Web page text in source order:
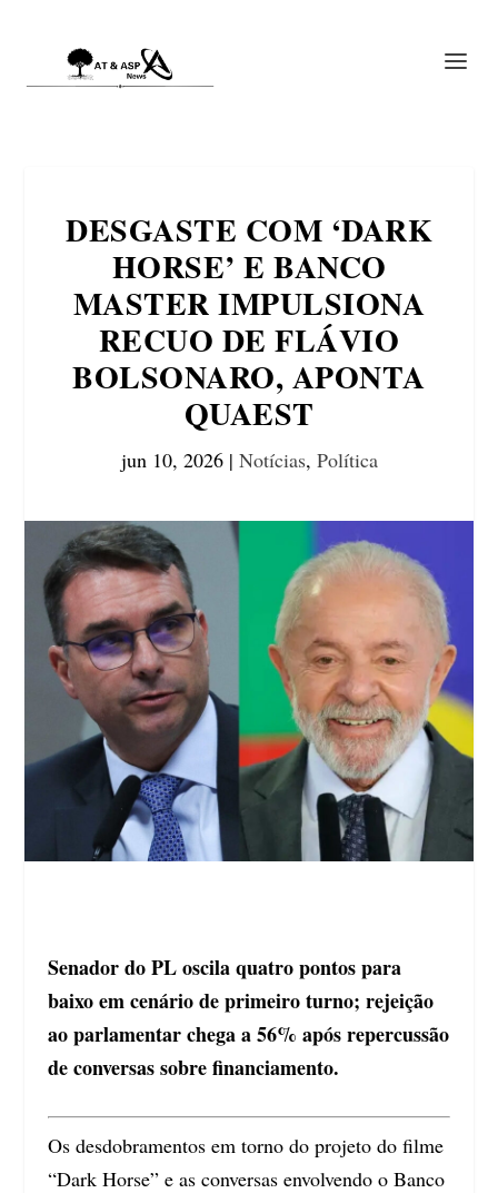
DESGASTE COM ‘DARK
HORSE’ E BANCO
MASTER IMPULSIONA
RECUO DE FLÁVIO
BOLSONARO, APONTA
QUAEST
jun 10, 2026| Notícias, Política
Senador do PL oscila quatro pontos para
baixo em cenário de primeiro turno; rejeição
ao parlamentar chega a 56% após repercussão
de conversas sobre financiamento.
Os desdobramentos em torno do projeto do filme
“Dark Horse” e as conversas envolvendo o Banco